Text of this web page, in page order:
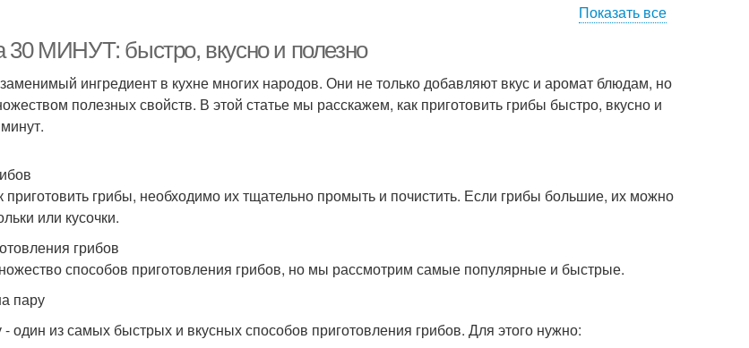
Показать все
МИНУТ: быстро, вкусно и полезно
ингредиент в кухне многих народов. Они не только добавляют вкус и аромат блюдам, но
полезных свойств. В этой статье мы расскажем, как приготовить грибы быстро, вкусно и
приготовить грибы, необходимо их тщательно промыть и почистить. Если грибы большие, их можно
или кусочки.
грибов
способов приготовления грибов, но мы рассмотрим самые популярные и быстрые.
пару
один из самых быстрых и вкусных способов приготовления грибов. Для этого нужно: